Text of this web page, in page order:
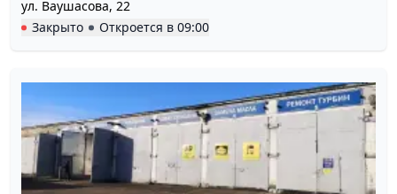
ул. Ваушасова, 22
Закрыто
Откроется в 09:00